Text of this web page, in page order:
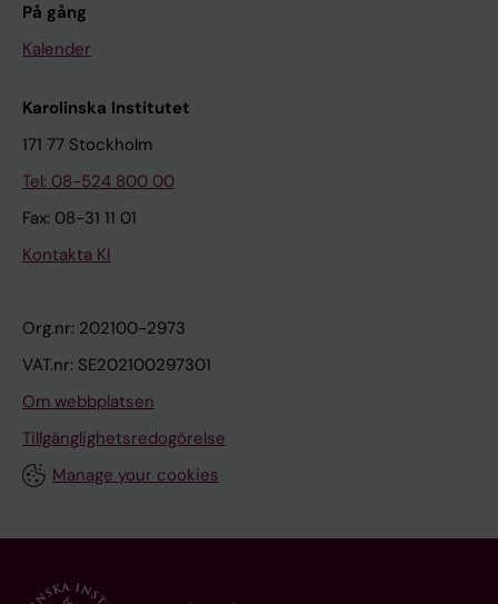
På gång
Kalender
Karolinska Institutet
171 77 Stockholm
Tel: 08-524 800 00
Fax: 08-31 11 01
Kontakta KI
Org.nr: 202100-2973
VAT.nr: SE202100297301
Om webbplatsen
Tillgänglighetsredogörelse
Manage your cookies